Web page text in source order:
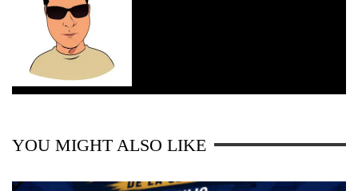
YOU MIGHT ALSO LIKE